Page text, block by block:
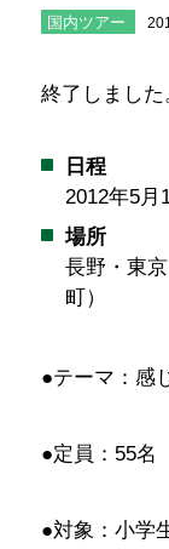
国内ツアー
終了しました
日程
2012年5月
場所
長野・東
町）
●テーマ：感
●定員：55名
●対象：小学